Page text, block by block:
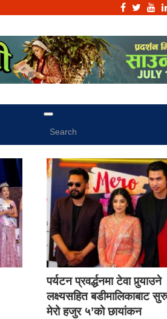
पर्यटन प्रवर्द्धनमा टेवा पुर्‍याउने
लक्ष्यसहित बडीमालिकाबाट
मेरो हजुर ५’को छायांकन